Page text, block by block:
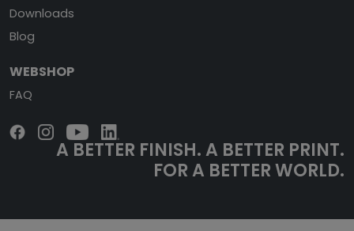
Downloads
Blog
WEBSHOP
FAQ
A BETTER FINISH.A BETTER PRINT.
FOR A BETTER WORLD.